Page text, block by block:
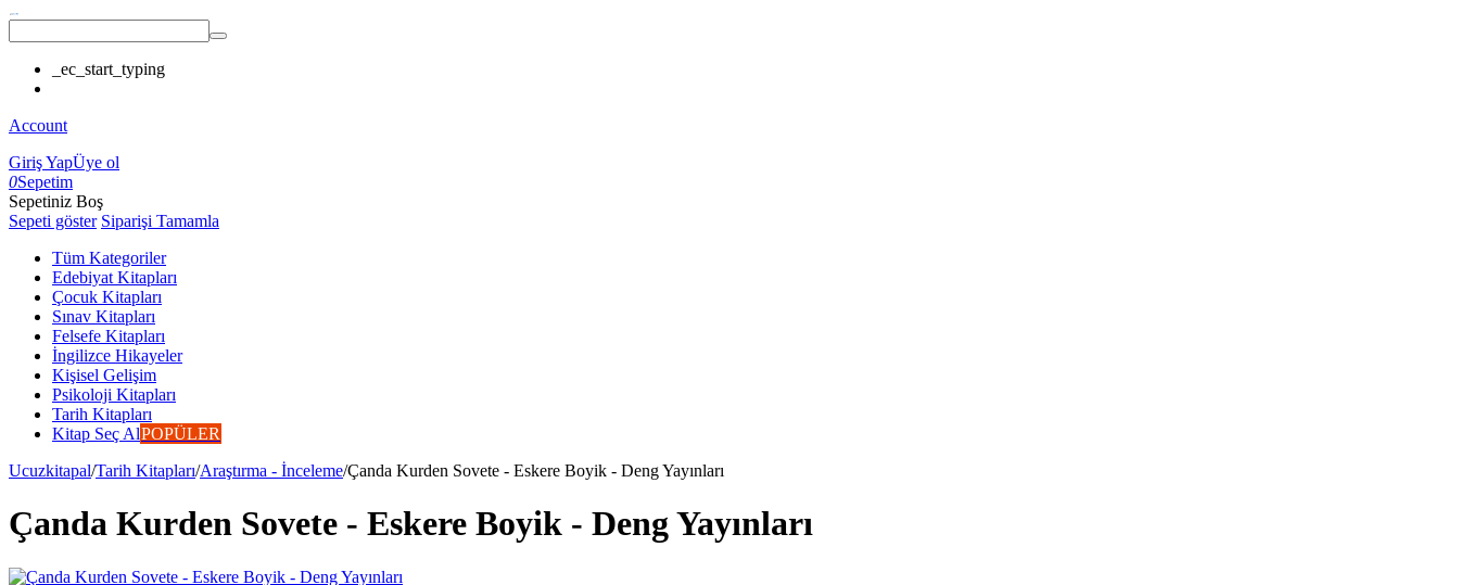
_ec_start_typing
Account
Giriş YapÜye ol
0Sepetim
Sepetiniz Boş
Sepeti göster Siparişi Tamamla
Tüm Kategoriler
Edebiyat Kitapları
Çocuk Kitapları
Sınav Kitapları
Felsefe Kitapları
İngilizce Hikayeler
Kişisel Gelişim
Psikoloji Kitapları
Tarih Kitapları
Kitap Seç AlPOPÜLER
Ucuzkitapal/Tarih Kitapları/Araştırma - İnceleme/Çanda Kurden Sovete - Eskere Boyik - Deng Yayınları
Çanda Kurden Sovete - Eskere Boyik - Deng Yayınları